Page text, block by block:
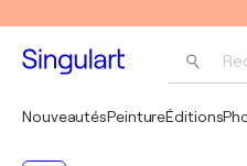
NouveautésPeintureÉditions